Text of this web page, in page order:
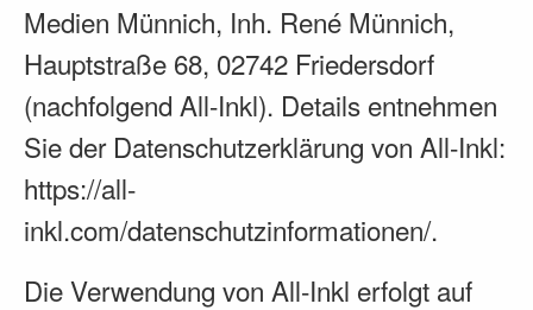
Medien Münnich, Inh. René Münnich,
Hauptstraße 68, 02742 Friedersdorf
(nachfolgend All-Inkl). Details entnehmen
Sie der Datenschutzerklärung von All-Inkl:
https://all-
inkl.com/datenschutzinformationen/.
Die Verwendung von All-Inkl erfolgt auf